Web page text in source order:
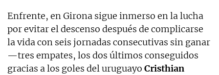
Enfrente, en Girona sigue inmerso en la lucha
por evitar el descenso después de complicarse
la vida con seis jornadas consecutivas sin ganar
—tres empates, los dos últimos conseguidos
gracias a los goles del uruguayo Cristhian